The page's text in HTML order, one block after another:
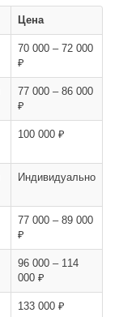
Цена
70 000 – 72 000
₽
77 000 – 86 000
₽
100 000 ₽
Индивидуально
77 000 – 89 000
₽
96 000 – 114
000 ₽
133 000 ₽